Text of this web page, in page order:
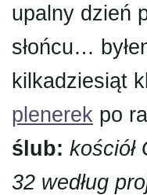
upalny dzień
słońcu…
kilkadziesiąt
plenerek po
ślub: kościół
32 według